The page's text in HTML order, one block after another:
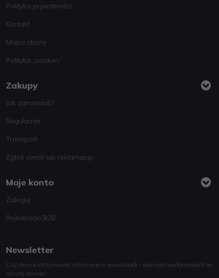
Polityka prywatności
Kontakt
Mapa strony
Polityka „cookies”
Zakupy
Jak zamawiać?
Regulamin
Transport
Zgłoś zwrot lub reklamację
Moje konto
Zaloguj
Rejestracja B2B
Newsletter
Czy chcesz otrzymywać informacje o nowościach i ważnych wydarzeniach na
naszej stronie?